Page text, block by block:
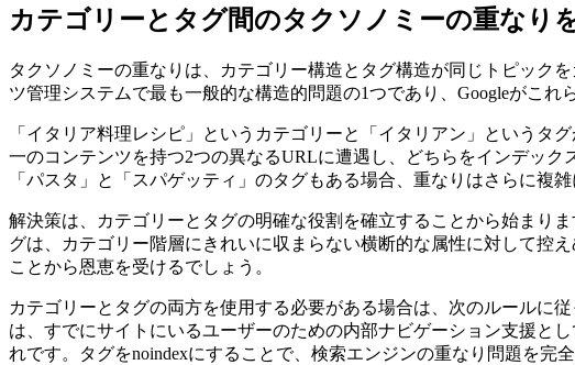
カテゴリーとタグ間のタクソノミーの重なり
タクソノミーの重なりは、カテゴリー構造とタグ構造が同じトピック
ツ管理システムで最も一般的な構造的問題の1つであり、Googleがこ
「イタリア料理レシピ」というカテゴリーと「イタリアン」というタ
一のコンテンツを持つ2つの異なるURLに遭遇し、どちらをインデッ
「パスタ」と「スパゲッティ」のタグもある場合、重なりはさらに複
解決策は、カテゴリーとタグの明確な役割を確立することから始まり
グは、カテゴリー階層にきれいに収まらない横断的な属性に対して控
ことから恩恵を受けるでしょう。
カテゴリーとタグの両方を使用する必要がある場合は、次のルールに
は、すでにサイトにいるユーザーのための内部ナビゲーション支援と
れです。タグをnoindexにすることで、検索エンジンの重なり問題を完